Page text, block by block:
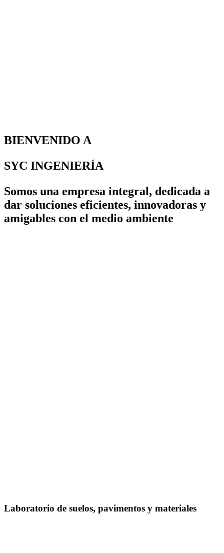
BIENVENIDO A
SYC INGENIERÍA
Somos una empresa integral, dedicada a
dar soluciones eficientes, innovadoras y
amigables con el medio ambiente
Laboratorio de suelos, pavimentos y materiales